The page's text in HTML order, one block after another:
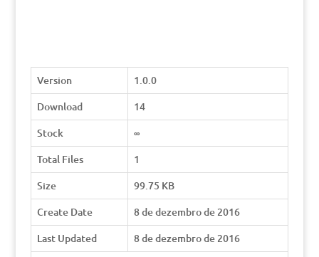
Version
1.0.0
Download
14
Stock
∞
Total Files
1
Size
99.75 KB
Create Date
8 de dezembro de 2016
Last Updated
8 de dezembro de 2016